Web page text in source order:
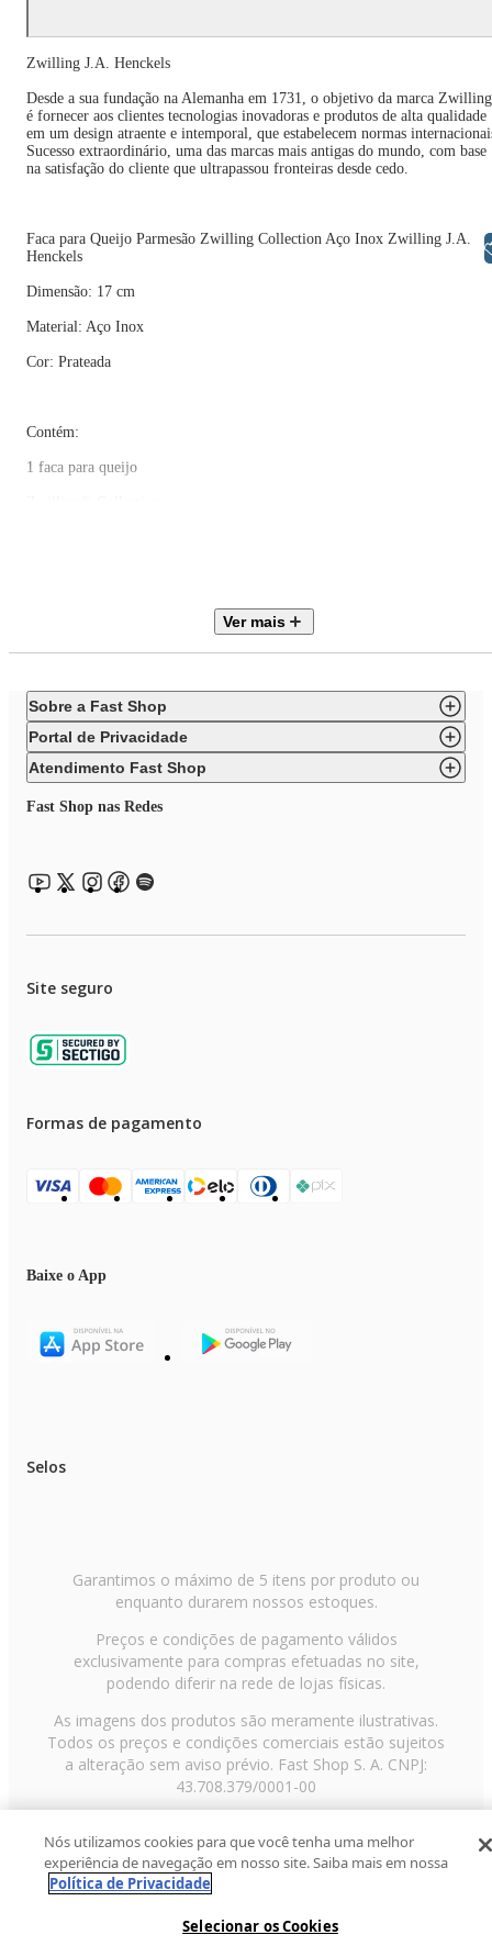
Zwilling J.A. Henckels
Desde a sua fundação na Alemanha em 1731, o objetivo da marca Zwilling
é fornecer aos clientes tecnologias inovadoras e produtos de alta qualidade
em um design atraente e intemporal, que estabelecem normas
Sucesso extraordinário, uma das marcas mais antigas do mundo, com base
na satisfação do cliente que ultrapassou fronteiras desde cedo.
Faca para Queijo Parmesão Zwilling Collection Aço Inox Zwilling J.A.
Henckels
Dimensão: 17 cm
Material: Aço Inox
Cor: Prateada
Contém:
1 faca para queijo
Ver mais
Sobre a Fast Shop
Portal de Privacidade
Atendimento Fast Shop
Fast Shop nas Redes
Site seguro
Formas de pagamento
Baixe o App
Selos
Garantimos o máximo de 5 itens por produto ou
enquanto durarem nossos estoques.
Preços e condições de pagamento válidos
exclusivamente para compras efetuadas no site,
podendo diferir na rede de lojas físicas.
As imagens dos produtos são meramente ilustrativas.
Todos os preços e condições comerciais estão sujeitos
a alteração sem aviso prévio. Fast Shop S. A. CNPJ:
43.708.379/0001-00
Paulo/SP, CEP 02029-001, Telefone: 11 3003-3728 ©
2013 Fast Shop - Todos os direitos reservadosRF
Nós utilizamos cookies para que você tenha uma melhor
experiência de navegação em nosso site. Saiba mais em nossa
Política de Privacidade
Selecionar os Cookies
Libras